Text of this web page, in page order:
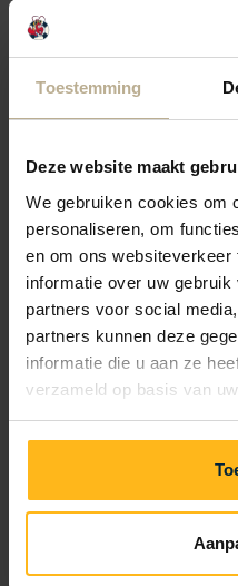
Toestemming
Deze website maakt
We gebruiken cookies om
personaliseren, om
en om ons
informatie over uw
partners voor social
partners kunnen deze
informatie die u aan ze
verzameld op basis van
2 nights —
3 nights —
4 nights —
5 nights